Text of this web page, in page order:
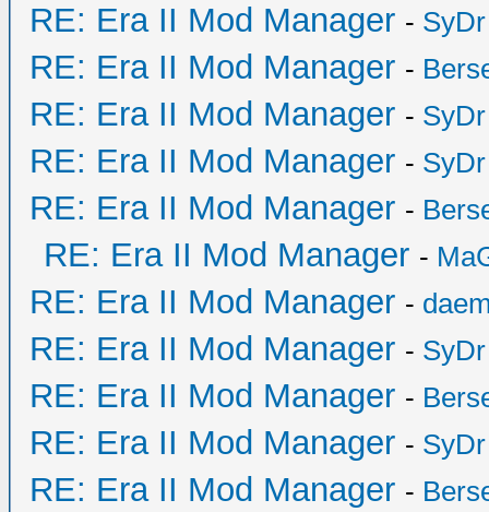
RE: Era II Mod Manager - SyDr
RE: Era II Mod Manager -
RE: Era II Mod Manager - SyDr
RE: Era II Mod Manager - SyDr
RE: Era II Mod Manager -
RE: Era II Mod Manager -
RE: Era II Mod Manager -
RE: Era II Mod Manager - SyDr
RE: Era II Mod Manager -
RE: Era II Mod Manager - SyDr
RE: Era II Mod Manager -